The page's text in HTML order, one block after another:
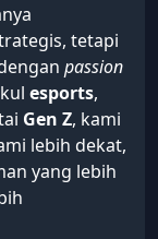
tetapi
passion
esports,
Gen Z, kami
lebih dekat,
yang lebih